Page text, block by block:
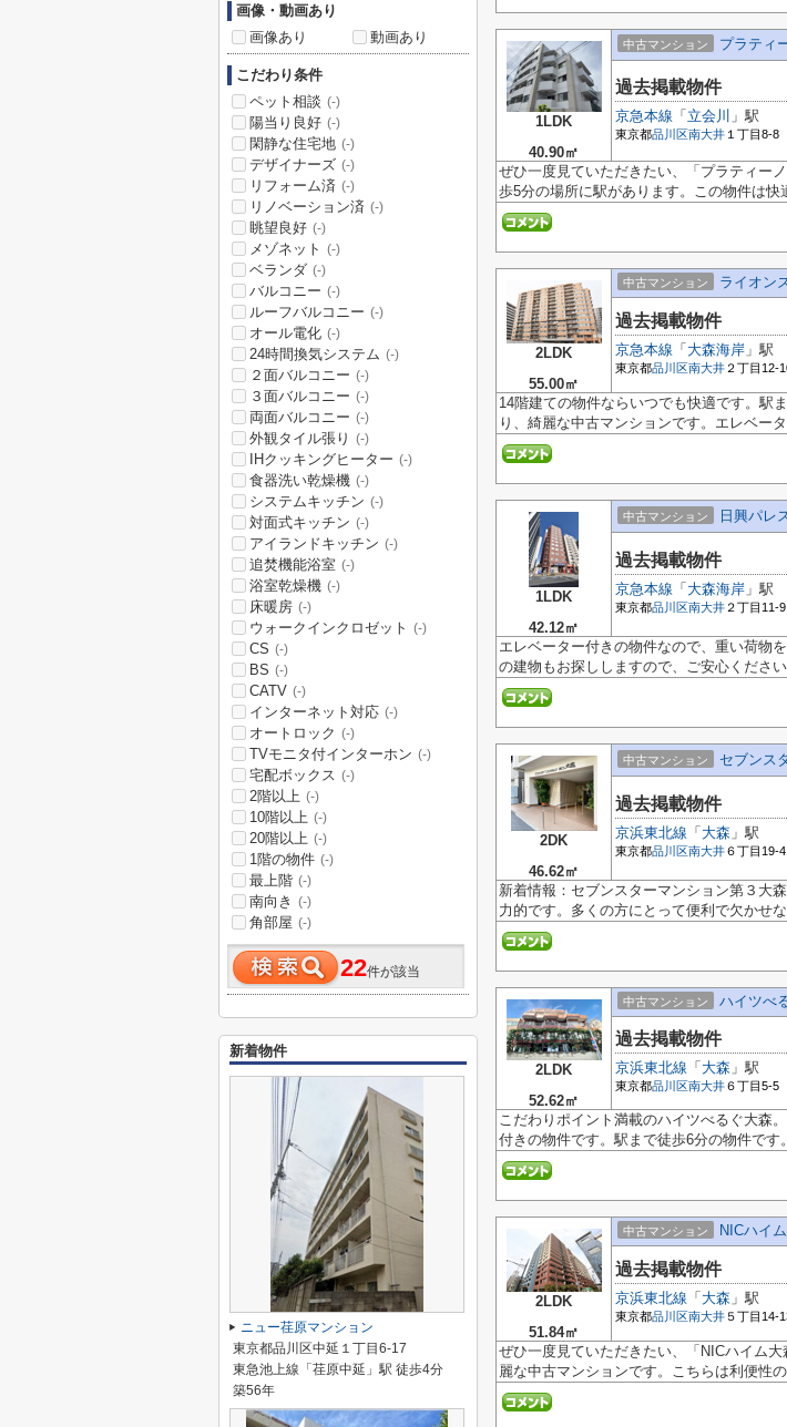
1LDK
40.90㎡
中古マンション プラティ
過去掲載物件
京急本線 「 立会川 」駅
東京都品川区南大井 １丁目8-8
ぜひ一度見ていただきたい、「プラティー
歩5分の場所に駅があります。この物件は
2LDK
55.00㎡
中古マンション ライオン
過去掲載物件
京急本線 「 大森海岸 」駅
東京都品川区南大井 ２丁目12-
14階建ての物件ならいつでも快適です。駅
り、綺麗な中古マンションです。エレベー
1LDK
42.12㎡
中古マンション 日興パレ
過去掲載物件
京急本線 「 大森海岸 」駅
東京都品川区南大井 ２丁目11-9
エレベーター付きの物件なので、重い荷物
の建物もお探ししますので、ご安心くださ
2DK
46.62㎡
中古マンション セブンス
過去掲載物件
京浜東北線 「 大森 」駅
東京都品川区南大井６丁目19-4
新着情報：セブンスターマンション第３大
力的です。多くの方にとって便利で欠かせ
2LDK
52.62㎡
中古マンション ハイツべ
過去掲載物件
京浜東北線 「 大森 」駅
東京都品川区南大井６丁目5-5
こだわりポイント満載のハイツべるぐ大森
付きの物件です。駅まで徒歩6分の物件で
2LDK
51.84㎡
中古マンション NICハイ
過去掲載物件
京浜東北線 「 大森 」駅
東京都品川区南大井 ５丁目14-
ぜひ一度見ていただきたい、「NICハイム
麗な中古マンションです。こちらは利便性
画像・動画あり
画像あり
動画あり
こだわり条件
ペット相談 (-)
陽当り良好 (-)
閑静な住宅地 (-)
デザイナーズ (-)
リフォーム済 (-)
リノベーション済 (-)
眺望良好 (-)
メゾネット (-)
ベランダ (-)
バルコニー (-)
ルーフバルコニー (-)
オール電化 (-)
24時間換気システム (-)
２面バルコニー (-)
３面バルコニー (-)
両面バルコニー (-)
外観タイル張り (-)
IHクッキングヒーター (-)
食器洗い乾燥機 (-)
システムキッチン (-)
対面式キッチン (-)
アイランドキッチン (-)
追焚機能浴室 (-)
浴室乾燥機 (-)
床暖房 (-)
ウォークインクロゼット (-)
CS (-)
BS (-)
CATV (-)
インターネット対応 (-)
オートロック (-)
TVモニタ付インターホン (-)
宅配ボックス (-)
2階以上 (-)
10階以上 (-)
20階以上 (-)
1階の物件 (-)
最上階 (-)
南向き (-)
角部屋 (-)
22件が該当
新着物件
ニュー荏原マンション
東京都品川区中延１丁目6-17
東急池上線「荏原中延」駅 徒歩4分
築56年